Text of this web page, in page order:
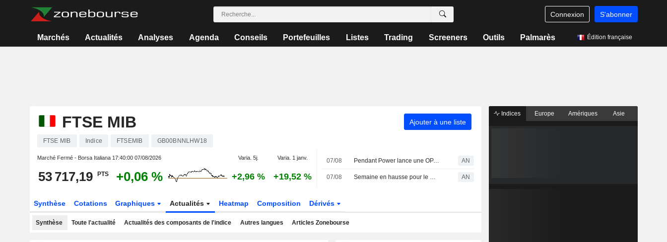
Connexion S'abonner
Marchés Actualités Analyses Agenda Conseils Portefeuilles Listes Trading Screeners Outils Palmarès Édition française
FTSE MIB Ajouter à une liste
FTSE MIB Indice FTSEMIB GB00BNNLHW18
Marché Fermé - Borsa Italiana 17:40:00 07/08/2026 Varia. 5j. Varia. 1 janv.
53 717,19 PTS +0,06 % +2,96 % +19,52 %
07/08 Pendant Power lance une OPA sur PLC à 3,08 EUR par action et vise le retrait de la cote AN
07/08 Semaine en hausse pour le MIB ; Avio en tête, Stellantis à la traîne AN
Synthèse Cotations Graphiques Actualités Heatmap Composition Dérivés
Synthèse Toute l'actualité Actualités des composants de l'indice Autres langues Articles Zonebourse
Indices Europe Amériques Asie